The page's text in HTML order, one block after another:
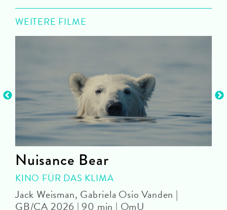
WEITERE FILME
Nuisance Bear
KINO FÜR DAS KLIMA
Jack Weisman, Gabriela Osio Vanden |
GB/CA 2026 | 90 min | OmU